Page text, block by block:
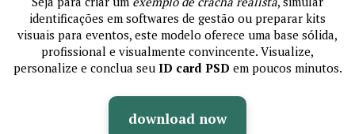
identificações em softwares de gestão ou preparar kits
visuais para eventos, este modelo oferece uma base sólida,
profissional e visualmente convincente. Visualize,
personalize e conclua seu ID card PSD em poucos minutos.
download now